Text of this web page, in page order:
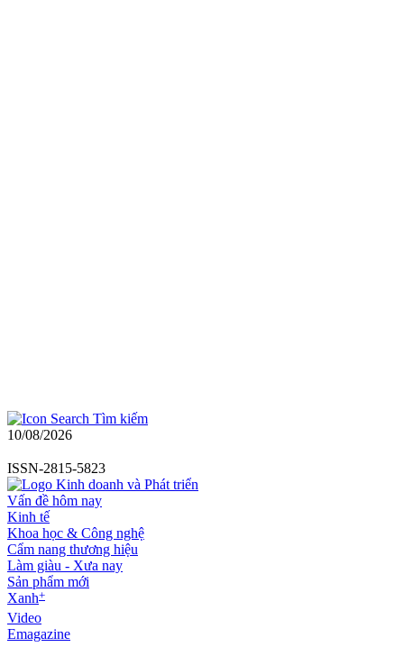
Tìm kiếm
10/08/2026
ISSN-2815-5823
Vấn đề hôm nay
Kinh tế
Khoa học & Công nghệ
Cẩm nang thương hiệu
Làm giàu - Xưa nay
Sản phẩm mới
Xanh+
Video
Emagazine